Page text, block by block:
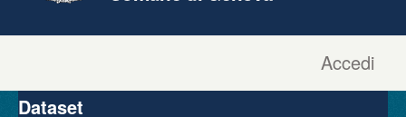
Accedi
Organizzazioni
Dataset